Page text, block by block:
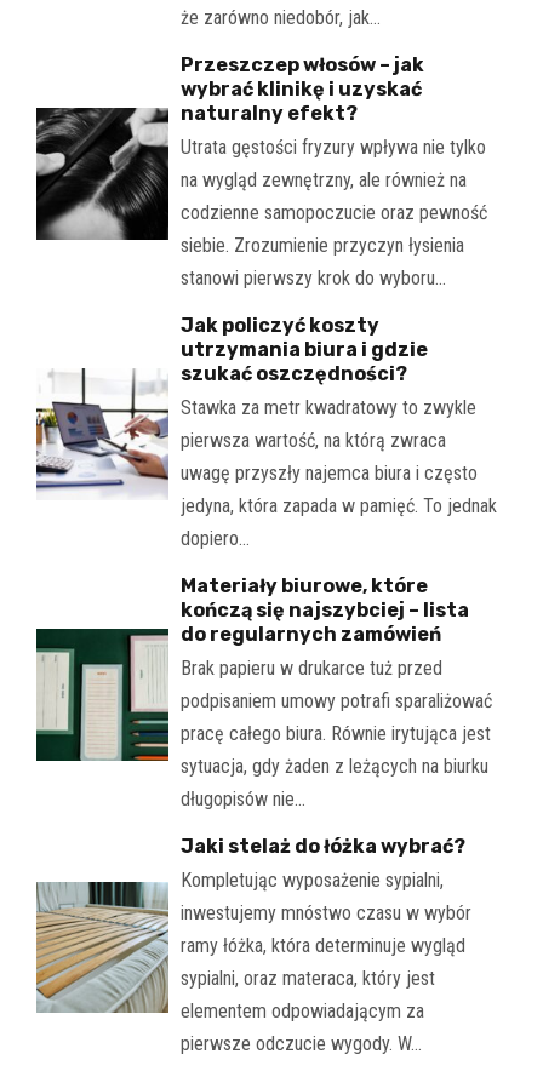
że zarówno niedobór, jak…
Przeszczep włosów – jak
wybrać klinikę i uzyskać
naturalny efekt?
Utrata gęstości fryzury wpływa nie tylko
na wygląd zewnętrzny, ale również na
codzienne samopoczucie oraz pewność
siebie. Zrozumienie przyczyn łysienia
stanowi pierwszy krok do wyboru…
Jak policzyć koszty
utrzymania biura i gdzie
szukać oszczędności?
Stawka za metr kwadratowy to zwykle
pierwsza wartość, na którą zwraca
uwagę przyszły najemca biura i często
jedyna, która zapada w pamięć. To jednak
dopiero…
Materiały biurowe, które
kończą się najszybciej – lista
do regularnych zamówień
Brak papieru w drukarce tuż przed
podpisaniem umowy potrafi sparaliżować
pracę całego biura. Równie irytująca jest
sytuacja, gdy żaden z leżących na biurku
długopisów nie…
Jaki stelaż do łóżka wybrać?
Kompletując wyposażenie sypialni,
inwestujemy mnóstwo czasu w wybór
ramy łóżka, która determinuje wygląd
sypialni, oraz materaca, który jest
elementem odpowiadającym za
pierwsze odczucie wygody. W…